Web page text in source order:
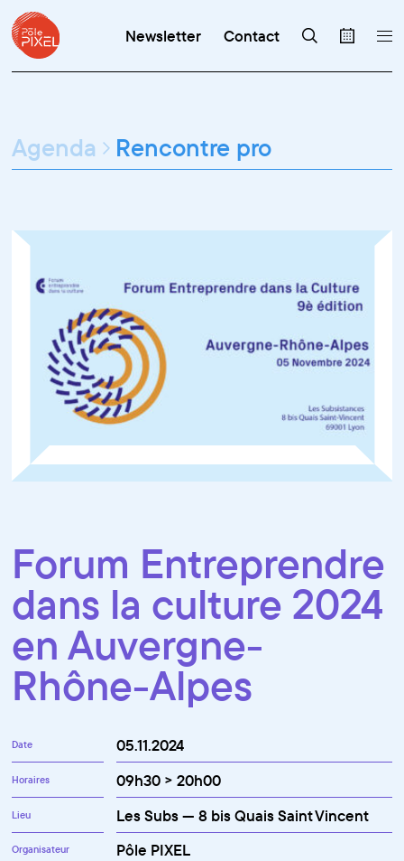
Newsletter Contact
Agenda Rencontre pro
Forum Entreprendre
dans la culture 2024
en Auvergne-
Rhône-Alpes
Date 05.11.2024
Horaires 09h30 > 20h00
Lieu Les Subs — 8 bis Quais Saint Vincent
Organisateur Pôle PIXEL